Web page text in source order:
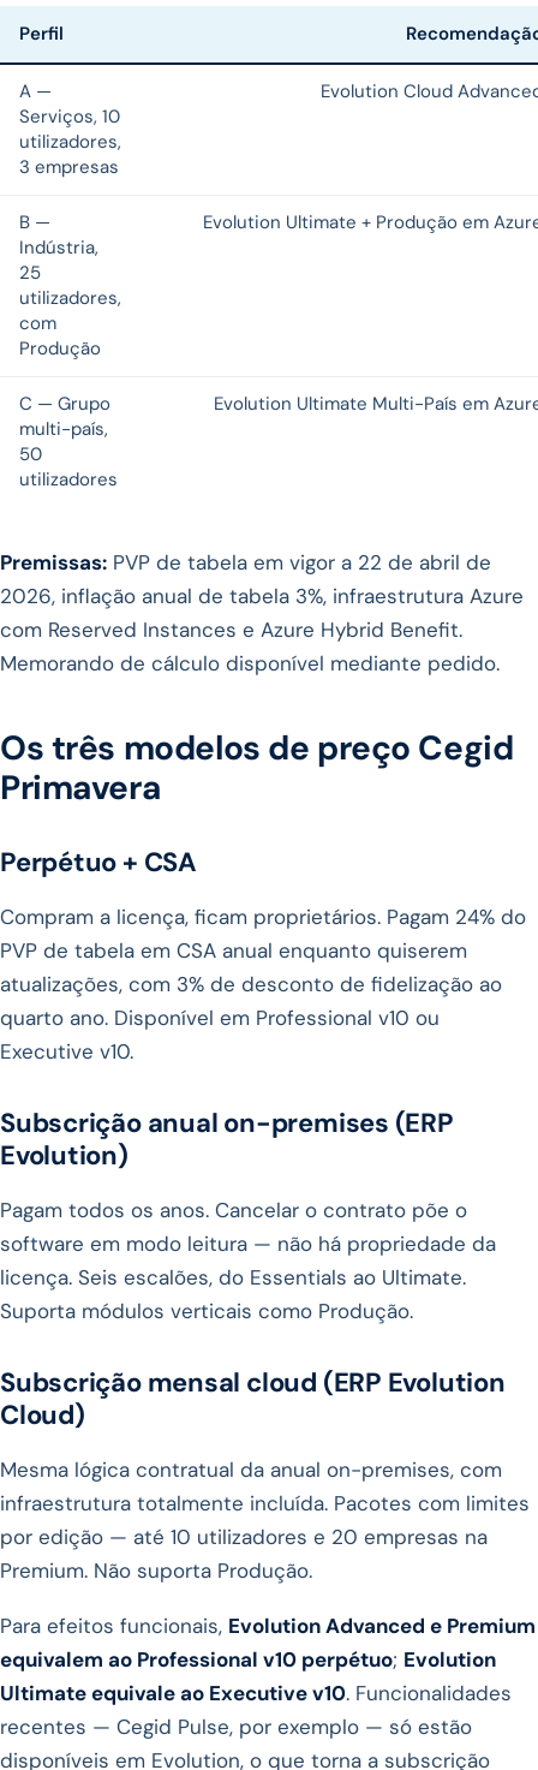
Perfil
A —
Serviços, 10
utilizadores,
3 empresas
Evolution Cloud
B —
Indústria,
25
utilizadores,
com
Produção
Evolution Ultimate + Produção em
C — Grupo
multi-país,
50
utilizadores
Evolution Ultimate Multi-País em
Premissas: PVP de tabela em vigor a 22 de abril de
2026, inflação anual de tabela 3%, infraestrutura Azure
com Reserved Instances e Azure Hybrid Benefit.
Memorando de cálculo disponível mediante pedido.
Os três modelos de preço Cegid
Primavera
Perpétuo + CSA
Compram a licença, ficam proprietários. Pagam 24% do
PVP de tabela em CSA anual enquanto quiserem
atualizações, com 3% de desconto de fidelização ao
quarto ano. Disponível em Professional v10 ou
Executive v10.
Subscrição anual on-premises (ERP
Evolution)
Pagam todos os anos. Cancelar o contrato põe o
software em modo leitura — não há propriedade da
licença. Seis escalões, do Essentials ao Ultimate.
Suporta módulos verticais como Produção.
Subscrição mensal cloud (ERP Evolution
Cloud)
Mesma lógica contratual da anual on-premises, com
infraestrutura totalmente incluída. Pacotes com limites
por edição — até 10 utilizadores e 20 empresas na
Premium. Não suporta Produção.
Para efeitos funcionais, Evolution Advanced e Premium
equivalem ao Professional v10 perpétuo; Evolution
Ultimate equivale ao Executive v10. Funcionalidades
recentes — Cegid Pulse, por exemplo — só estão
disponíveis em Evolution, o que torna a subscrição